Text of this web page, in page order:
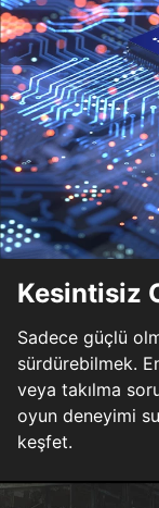
Kesintisiz
Sadece güçlü
sürdürebilmek.
veya takılma
oyun deneyimi
keşfet.